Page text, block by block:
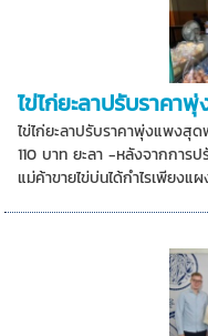
ไข่ไก่ยะลาปรับราคาพุ่
ไข่ไก่ยะลาปรับราคาพุ่งแพง
110 บาท ยะลา -หลังจากการ
แม่ค้าขายไข่บ่นได้กำไรเพียงแ